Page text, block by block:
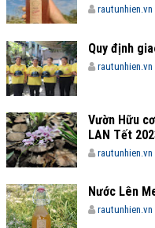
rautunhien.vn
Quy định
rautunhien.vn
Vườn Hữu
LAN Tết
rautunhien.vn
Nước Lên
rautunhien.vn